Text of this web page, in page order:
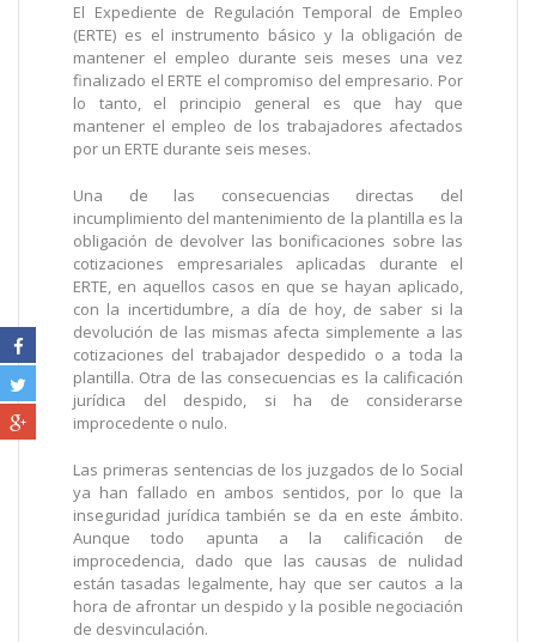
El Expediente de Regulación Temporal de Empleo
(ERTE) es el instrumento básico y la obligación de
mantener el empleo durante seis meses una vez
finalizado el ERTE el compromiso del empresario. Por
lo tanto, el principio general es que hay que
mantener el empleo de los trabajadores afectados
por un ERTE durante seis meses.
Una de las consecuencias directas del
incumplimiento del mantenimiento de la plantilla es la
obligación de devolver las bonificaciones sobre las
cotizaciones empresariales aplicadas durante el
ERTE, en aquellos casos en que se hayan aplicado,
con la incertidumbre, a día de hoy, de saber si la
devolución de las mismas afecta simplemente a las
cotizaciones del trabajador despedido o a toda la
plantilla. Otra de las consecuencias es la calificación
jurídica del despido, si ha de considerarse
improcedente o nulo.
Las primeras sentencias de los juzgados de lo Social
ya han fallado en ambos sentidos, por lo que la
inseguridad jurídica también se da en este ámbito.
Aunque todo apunta a la calificación de
improcedencia, dado que las causas de nulidad
están tasadas legalmente, hay que ser cautos a la
hora de afrontar un despido y la posible negociación
de desvinculación.